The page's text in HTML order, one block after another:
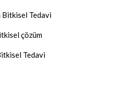
Bitkisel Tedavi
çözüm
Tedavi